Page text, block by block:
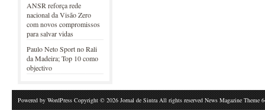
ANSR reforça rede
nacional da Visão Zero
com novos compromissos
para salvar vidas
Paulo Neto Sport no Rali
da Madeira; Top 10 como
objectivo
Powered by WordPress Copyright © 2026 Jornal de Sintra All rights reserved News Magazine Theme